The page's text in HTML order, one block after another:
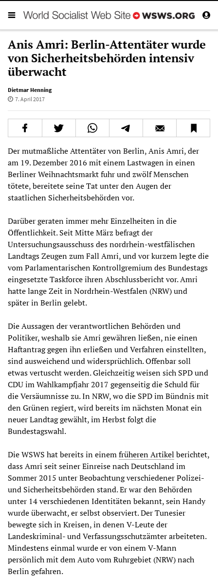
Anis Amri: Berlin-Attentäter wurde
von Sicherheitsbehörden intensiv
überwacht
Dietmar Henning
7. April 2017
Der mutmaßliche Attentäter von Berlin, Anis Amri, der
am 19. Dezember 2016 mit einem Lastwagen in einen
Berliner Weihnachtsmarkt fuhr und zwölf Menschen
tötete, bereitete seine Tat unter den Augen der
staatlichen Sicherheitsbehörden vor.
Darüber geraten immer mehr Einzelheiten in die
Öffentlichkeit. Seit Mitte März befragt der
Untersuchungsausschuss des nordrhein-westfälischen
Landtags Zeugen zum Fall Amri, und vor kurzem legte die
vom Parlamentarischen Kontrollgremium des Bundestags
eingesetzte Taskforce ihren Abschlussbericht vor. Amri
hatte lange Zeit in Nordrhein-Westfalen (NRW) und
später in Berlin gelebt.
Die Aussagen der verantwortlichen Behörden und
Politiker, weshalb sie Amri gewähren ließen, nie einen
Haftantrag gegen ihn erließen und Verfahren einstellten,
sind ausweichend und widersprüchlich. Offenbar soll
etwas vertuscht werden. Gleichzeitig weisen sich SPD und
CDU im Wahlkampfjahr 2017 gegenseitig die Schuld für
die Versäumnisse zu. In NRW, wo die SPD im Bündnis mit
den Grünen regiert, wird bereits im nächsten Monat ein
neuer Landtag gewählt, im Herbst folgt die
Bundestagswahl.
Die WSWS hat bereits in einemfrüheren Artikel berichtet,
dass Amri seit seiner Einreise nach Deutschland im
Sommer 2015 unter Beobachtung verschiedener Polizei-
und Sicherheitsbehörden stand. Er war den Behörden
unter 14 verschiedenen Identitäten bekannt, sein Handy
wurde überwacht, er selbst observiert. Der Tunesier
bewegte sich in Kreisen, in denen V-Leute der
Landeskriminal- und Verfassungsschutzämter arbeiteten.
Mindestens einmal wurde er von einem V-Mann
persönlich mit dem Auto vom Ruhrgebiet (NRW) nach
Berlin gefahren.